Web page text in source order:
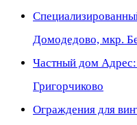
Домодедово, мкр.
Частный дом
Григорчиково
Ограждения для